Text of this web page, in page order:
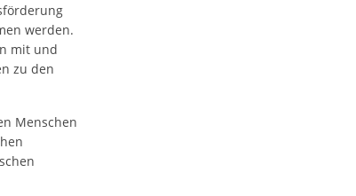
werden.
mit und
zu den
Menschen